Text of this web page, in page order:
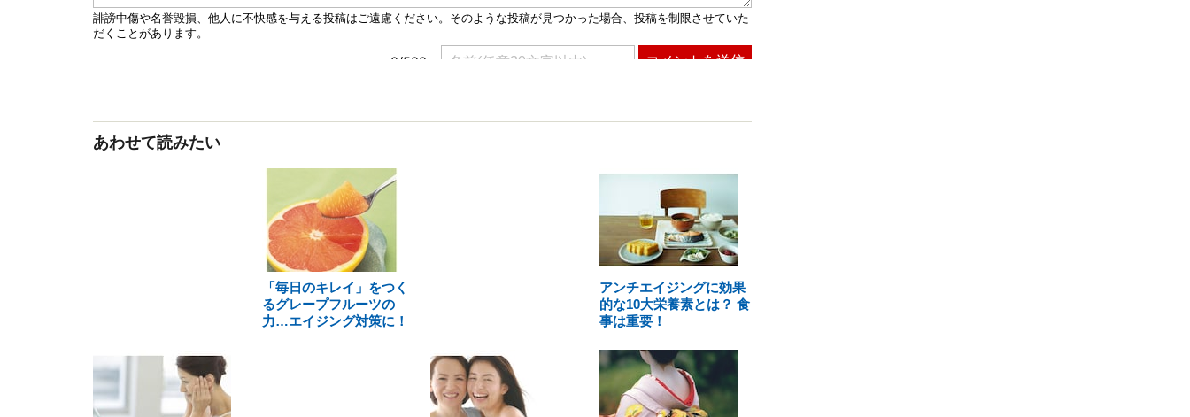
あわせて読みたい
「毎日のキレイ」をつく
るグレープフルーツの
力…エイジング対策に！
アンチエイジングに効果
的な10大栄養素とは？ 食
事は重要！